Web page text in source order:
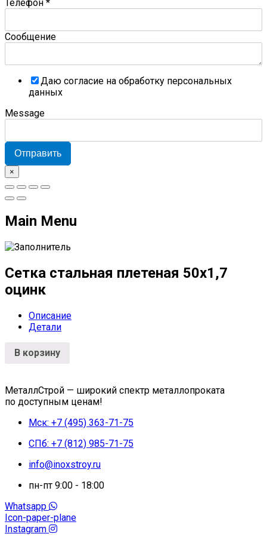
Телефон *
Сообщение
Даю согласие на обработку персональных
данных
Message
Отправить
×
Main Menu
Сетка стальная плетеная 50x1,7
оцинк
Описание
Детали
В корзину
МеталлСтрой — широкий спектр металлопроката
по доступным ценам!
Мск: +7 (495) 363-71-75
СПб: +7 (812) 985-71-75
info@inoxstroy.ru
пн-пт 9:00 - 18:00
Whatsapp
Icon-paper-plane
Instagram